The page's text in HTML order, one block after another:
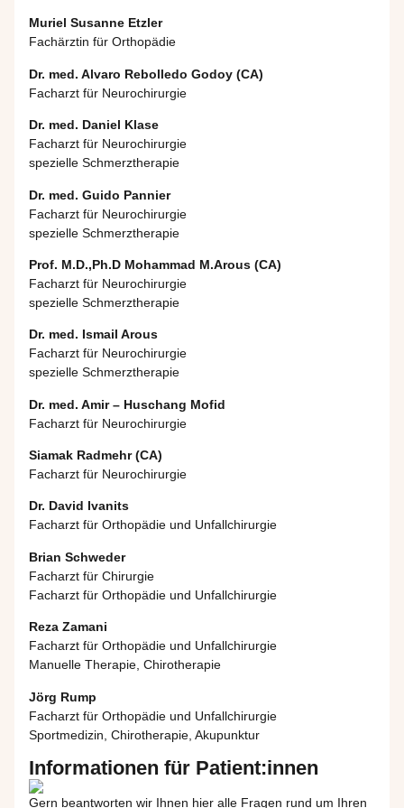
Muriel Susanne Etzler
Fachärztin für Orthopädie
Dr. med. Alvaro Rebolledo Godoy (CA)
Facharzt für Neurochirurgie
Dr. med. Daniel Klase
Facharzt für Neurochirurgie
spezielle Schmerztherapie
Dr. med. Guido Pannier
Facharzt für Neurochirurgie
spezielle Schmerztherapie
Prof. M.D.,Ph.D Mohammad M.Arous (CA)
Facharzt für Neurochirurgie
spezielle Schmerztherapie
Dr. med. Ismail Arous
Facharzt für Neurochirurgie
spezielle Schmerztherapie
Dr. med. Amir – Huschang Mofid
Facharzt für Neurochirurgie
Siamak Radmehr (CA)
Facharzt für Neurochirurgie
Dr. David Ivanits
Facharzt für Orthopädie und Unfallchirurgie
Brian Schweder
Facharzt für Chirurgie
Facharzt für Orthopädie und Unfallchirurgie
Reza Zamani
Facharzt für Orthopädie und Unfallchirurgie
Manuelle Therapie, Chirotherapie
Jörg Rump
Facharzt für Orthopädie und Unfallchirurgie
Sportmedizin, Chirotherapie, Akupunktur
Informationen für Patient:innen
Gern beantworten wir Ihnen hier alle Fragen rund um Ihren